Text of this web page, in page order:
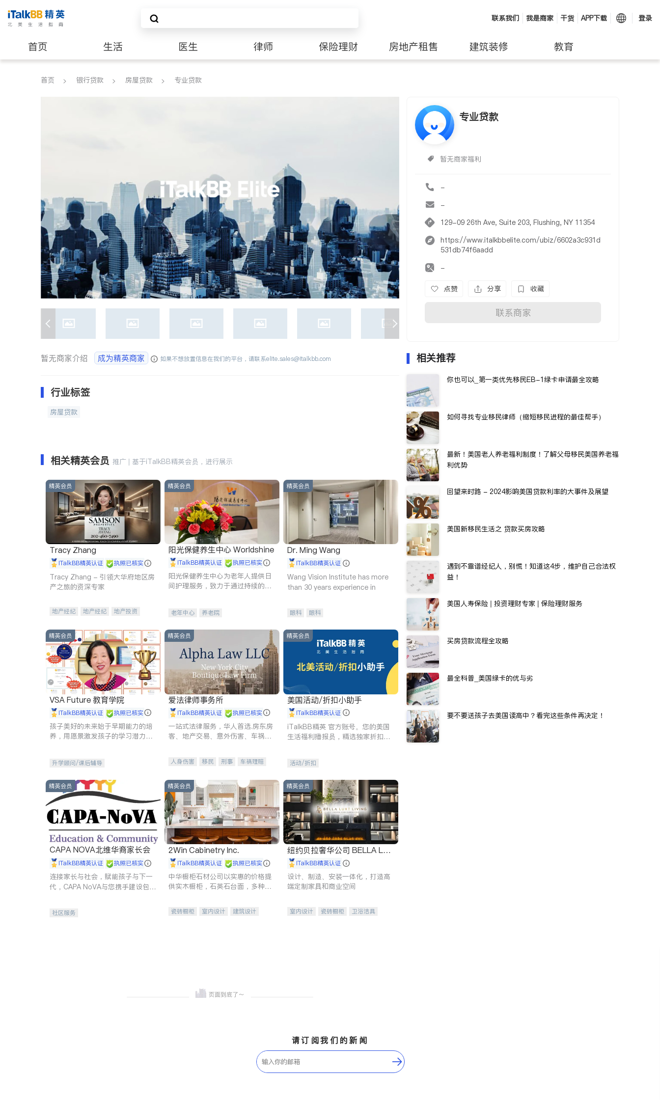
联系我们 我是商家 干货 APP下载 登录
首页 生活 医生 律师 保险理财 房地产租售 建筑装修 教育
养老 非盈利组织
首页 银行贷款 房屋贷款 专业贷款
专业贷款
暂无商家福利
-
-
129-09 26th Ave, Suite 203, Flushing, NY 11354
https://www.italkbbelite.com/ubiz/6602a3c931d
531db74f6aadd
-
点赞 分享 收藏
联系商家
暂无商家介绍 成为精英商家 如果不想放置信息在我们的平台，请联系elite.sales@italkbb.com
行业标签
房屋贷款
相关精英会员 推广 | 基于iTalkBB精英会员，进行展示
精英会员
Tracy Zhang
iTalkBB精英认证 执照已核实
Tracy Zhang - 引领大华府地区房
产之旅的资深专家
地产经纪 地产经纪
地产投资
精英会员
阳光保健养生中心 Worldshine
iTalkBB精英认证 执照已核实
阳光保健养生中心为老年人提供日
间护理服务，致力于通过持续的护
老年中心 养老院
精英会员
Dr. Ming Wang
iTalkBB精英认证
Wang Vision Institute has more
than 30 years experience in
眼科 眼科
精英会员
VSA Future 教育学院
iTalkBB精英认证 执照已核实
孩子美好的未来始于早期能力的培
养，用愿景激发孩子的学习潜力和
升学顾问/课后辅导
精英会员
爱法律师事务所
iTalkBB精英认证 执照已核实
一站式法律服务，华人首选.房东房
客、地产交易、意外伤害、车祸重
人身伤害 移民 刑事
车祸理赔
商标注册
索赔 律师-其它 保释
精英会员
美国活动/折扣小助手
iTalkBB精英认证
iTalkBB精英 官方账号。您的美国
生活福利播报员，精选独家折扣、
活动/折扣
精英会员
CAPA NOVA北维华裔家长会
iTalkBB精英认证 执照已核实
连接家长与社会，赋能孩子与下一
代，CAPA NoVA与您携手建设包
社区服务
精英会员
2Win Cabinetry Inc.
iTalkBB精英认证 执照已核实
中华橱柜石材公司以实惠的价格提
供实木橱柜，石英石台面，多种优
机。品质厨房，家的选择。
瓷砖橱柜 室内设计
建筑设计
精英会员
纽约贝拉奢华公司 BELLA LUX
E iTalkBB精英认证
设计、制造、安装一体化，打造高
端定制家具和商业空间
室内设计 瓷砖橱柜
卫浴洁具
相关推荐
你也可以_第一类优先移民EB-1绿卡申请最全攻略
如何寻找专业移民律师（缩短移民进程的最佳帮手）
最新！美国老人养老福利制度！了解父母移民美国养老福
利优势
回望来时路 - 2024影响美国贷款利率的大事件及展望
美国新移民生活之 贷款买房攻略
遇到不靠谱经纪人，别慌！知道这4步，维护自己合法权
益！
美国人寿保险 | 投资理财专家 | 保险理财服务
买房贷款流程全攻略
最全科普_美国绿卡的优与劣
要不要送孩子去美国读高中？看完这些条件再决定！
请订阅我们的新闻